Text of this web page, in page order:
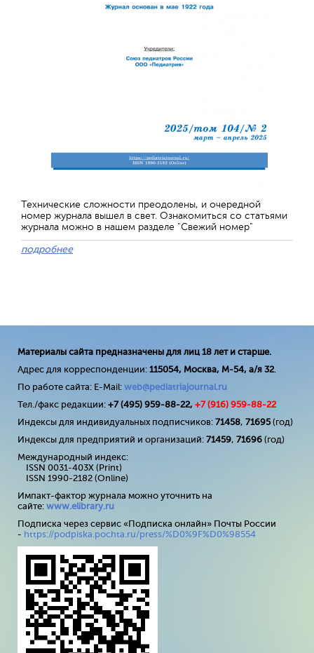
Технические сложности преодолены, и очередной
номер журнала вышел в свет. Ознакомиться со статьями
журнала можно в нашем разделе "Свежий номер"
подробнее
Материалы сайта предназначены для лиц 18 лет и старше.
Адрес для корреспонденции: 115054, Москва, М-54, а/я 32.
По работе сайта: E-Mail: web@pediatriajournal.ru
Тел./факс редакции: +7 (495) 959-88-22, +7 (916) 959-88-22
Индексы для индивидуальных подписчиков: 71458, 71695(год)
Индексы для предприятий и организаций: 71459, 71696 (год)
Международный индекс:
ISSN 0031-403X (Print)
ISSN 1990-2182 (Online)
Импакт-фактор журнала можно уточнить на
сайте: www.elibrary.ru
Подписка через сервис «Подписка онлайн» Почты России
- https://podpiska.pochta.ru/press/%D0%9F%D0%98554